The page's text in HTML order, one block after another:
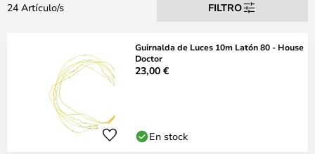
24 Artículo/s FILTRO
Guirnalda de Luces 10m Latón 80 - House
Doctor
23,00 €
En stock